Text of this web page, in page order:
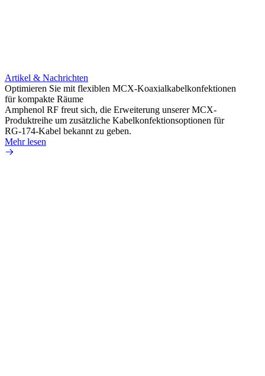
Artikel & Nachrichten
Optimieren Sie mit flexiblen MCX-Koaxialkabelkonfektionen
für kompakte Räume
Amphenol RF freut sich, die Erweiterung unserer MCX-
Produktreihe um zusätzliche Kabelkonfektionsoptionen für
RG-174-Kabel bekannt zu geben.
Mehr lesen